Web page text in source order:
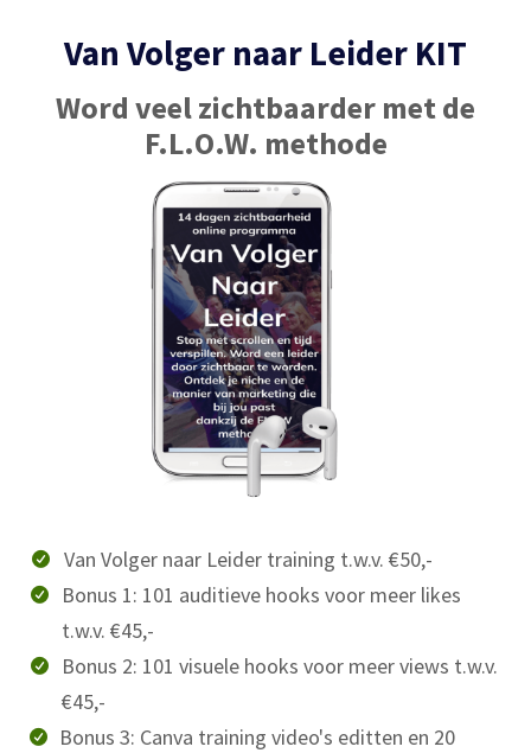
Van Volger naar Leider KIT
Word veel zichtbaarder met de
F.L.O.W. methode
Van Volger naar Leider training t.w.v. €50,-
Bonus 1: 101 auditieve hooks voor meer likes
t.w.v. €45,-
Bonus 2: 101 visuele hooks voor meer views t.w.v.
€45,-
Bonus 3: Canva training video's editten en 20